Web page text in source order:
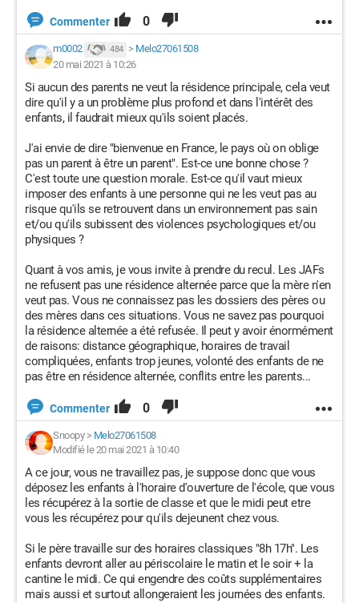
Commenter 0
m0002 484 > Melo27061508
20 mai 2021 à 10:26
Si aucun des parents ne veut la résidence principale, cela veut
dire qu'il y a un problème plus profond et dans l'intérêt des
enfants, il faudrait mieux qu'ils soient placés.
J'ai envie de dire "bienvenue en France, le pays où on oblige
pas un parent à être un parent". Est-ce une bonne chose ?
C'est toute une question morale. Est-ce qu'il vaut mieux
imposer des enfants à une personne qui ne les veut pas au
risque qu'ils se retrouvent dans un environnement pas sain
et/ou qu'ils subissent des violences psychologiques et/ou
physiques ?
Quant à vos amis, je vous invite à prendre du recul. Les JAFs
ne refusent pas une résidence alternée parce que la mère n'en
veut pas. Vous ne connaissez pas les dossiers des pères ou
des mères dans ces situations. Vous ne savez pas pourquoi
la résidence alternée a été refusée. Il peut y avoir énormément
de raisons: distance géographique, horaires de travail
compliquées, enfants trop jeunes, volonté des enfants de ne
pas être en résidence alternée, conflits entre les parents...
Commenter 0
Snoopy> Melo27061508
Modifié le 20 mai 2021 à 10:40
A ce jour, vous ne travaillez pas, je suppose donc que vous
déposez les enfants à l'horaire d'ouverture de l'école, que vous
les récupérez à la sortie de classe et que le midi peut etre
vous les récupérez pour qu'ils dejeunent chez vous.
Si le père travaille sur des horaires classiques "8h 17h". Les
enfants devront aller au périscolaire le matin et le soir + la
cantine le midi. Ce qui engendre des coûts supplémentaires
mais aussi et surtout allongeraient les journées des enfants.